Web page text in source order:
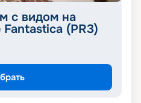
с видом на
(PR3)